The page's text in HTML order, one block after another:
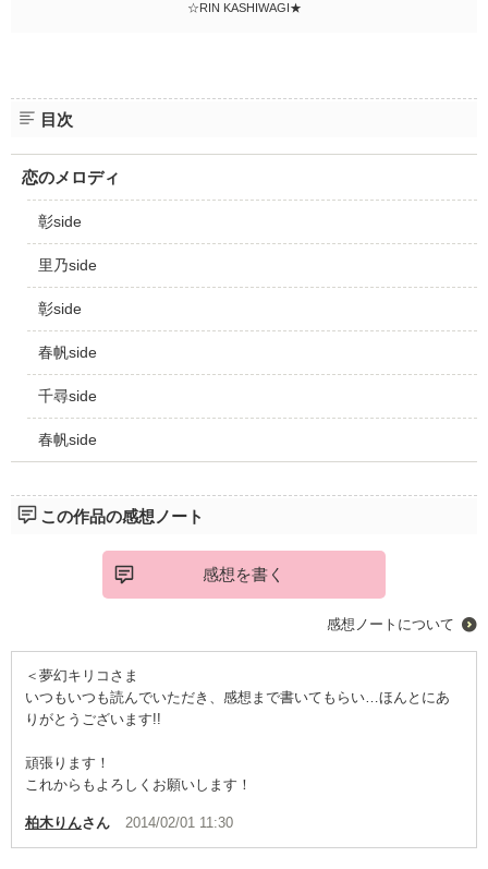
☆RIN KASHIWAGI★
目次
恋のメロディ
彰side
里乃side
彰side
春帆side
千尋side
春帆side
この作品の感想ノート
感想を書く
感想ノートについて
＜夢幻キリコさま
いつもいつも読んでいただき、感想まで書いてもらい…ほんとにあ
りがとうございます!!
頑張ります！
これからもよろしくお願いします！
柏木りんさん 2014/02/01 11:30